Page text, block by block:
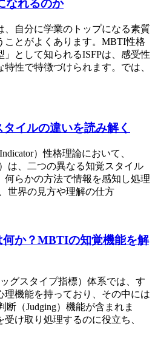
なれるのか
、自分に学業のトップになる素質
ことがよくあります。MBTI性格
として知られるISFPは、感受性
性で特徴づけられます。では、
イルの違いを読み解く
）性格理論において、
は、二つの異なる知覚スタイル
何らかの方法で情報を感知し処理
世界の見方や理解の仕方
か？MBTIの知覚機能を解
グスタイプ指標）体系では、す
理機能を持っており、その中には
断（Judging）機能が含まれま
け取り処理するのに役立ち、